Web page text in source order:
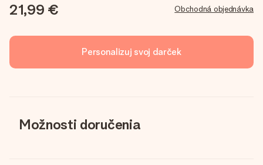
21,99 € Obchodná objednávka
Personalizuj svoj darček
Možnosti doručenia